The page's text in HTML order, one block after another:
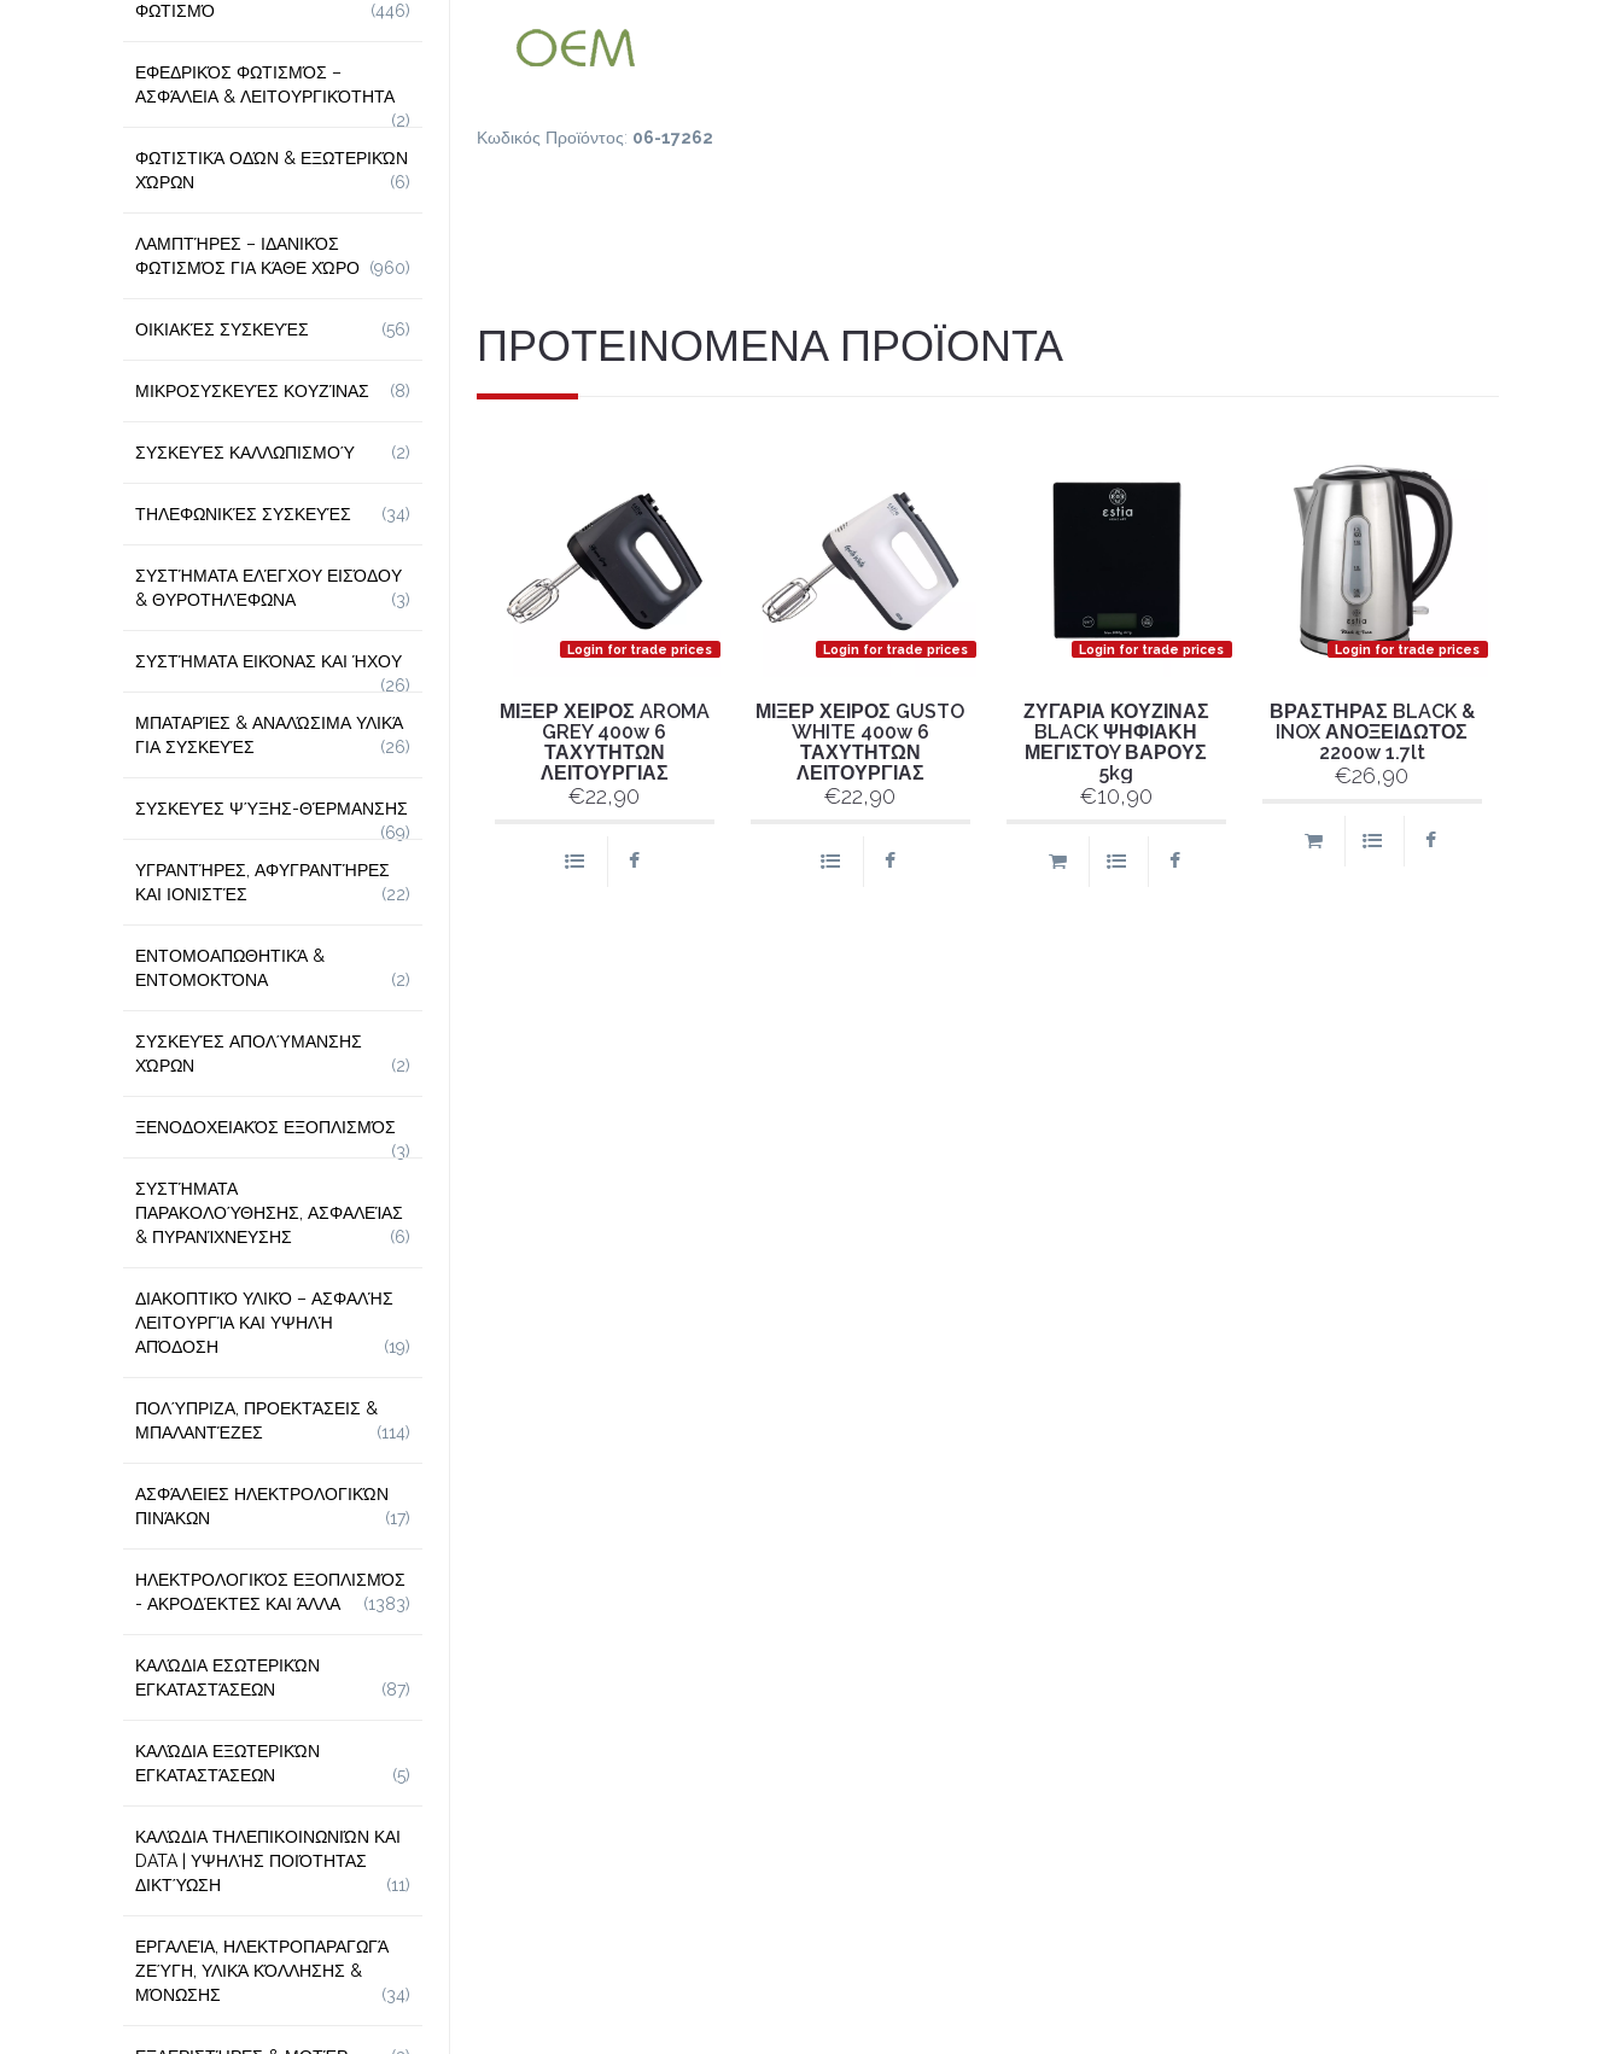
Κωδικός Προϊόντος: 06-17262
ΠΡΟΤΕΙΝΟΜΕΝΑ ΠΡΟΪΟΝΤΑ
Login for trade prices
ΜΙΞΕΡ ΧΕΙΡΟΣ AROMA
GREY 400w 6
ΤΑΧΥΤΗΤΩΝ
ΛΕΙΤΟΥΡΓΙΑΣ
€22,90
Login for trade prices
ΜΙΞΕΡ ΧΕΙΡΟΣ GUSTO
WHITE 400w 6
ΤΑΧΥΤΗΤΩΝ
ΛΕΙΤΟΥΡΓΙΑΣ
€22,90
Login for trade prices
ΖΥΓΑΡΙΑ ΚΟΥΖΙΝΑΣ
BLACK ΨΗΦΙΑΚΗ
ΜΕΓΙΣΤΟY ΒΑΡΟΥΣ
5kg
€10,90
Login for trade prices
ΒΡΑΣΤΗΡΑΣ BLACK &
INOX ΑΝΟΞΕΙΔΩΤΟΣ
2200w 1.7lt
€26,90
ΦΩΤΙΣΜΌ
(446)
ΕΦΕΔΡΙΚΌΣ ΦΩΤΙΣΜΌΣ –
ΑΣΦΆΛΕΙΑ & ΛΕΙΤΟΥΡΓΙΚΌΤΗΤΑ
(2)
ΦΩΤΙΣΤΙΚΆ ΟΔΏΝ & ΕΞΩΤΕΡΙΚΏΝ
ΧΏΡΩΝ
(6)
ΛΑΜΠΤΉΡΕΣ – ΙΔΑΝΙΚΌΣ
ΦΩΤΙΣΜΌΣ ΓΙΑ ΚΆΘΕ ΧΏΡΟ (960)
ΟΙΚΙΑΚΈΣ ΣΥΣΚΕΥΈΣ (56)
ΜΙΚΡΟΣΥΣΚΕΥΈΣ ΚΟΥΖΊΝΑΣ (8)
ΣΥΣΚΕΥΈΣ ΚΑΛΛΩΠΙΣΜΟΎ (2)
ΤΗΛΕΦΩΝΙΚΈΣ ΣΥΣΚΕΥΈΣ (34)
ΣΥΣΤΉΜΑΤΑ ΕΛΈΓΧΟΥ ΕΙΣΌΔΟΥ
& ΘΥΡΟΤΗΛΈΦΩΝΑ
(3)
ΣΥΣΤΉΜΑΤΑ ΕΙΚΌΝΑΣ ΚΑΙ ΉΧΟΥ
(26)
ΜΠΑΤΑΡΊΕΣ & ΑΝΑΛΏΣΙΜΑ ΥΛΙΚΆ
ΓΙΑ ΣΥΣΚΕΥΈΣ
(26)
ΣΥΣΚΕΥΈΣ ΨΎΞΗΣ-ΘΈΡΜΑΝΣΗΣ
(69)
ΥΓΡΑΝΤΉΡΕΣ, ΑΦΥΓΡΑΝΤΉΡΕΣ
ΚΑΙ ΙΟΝΙΣΤΈΣ
(22)
ΕΝΤΟΜΟΑΠΩΘΗΤΙΚΆ &
ΕΝΤΟΜΟΚΤΌΝΑ
(2)
ΣΥΣΚΕΥΈΣ ΑΠΟΛΎΜΑΝΣΗΣ
ΧΏΡΩΝ
(2)
ΞΕΝΟΔΟΧΕΙΑΚΌΣ ΕΞΟΠΛΙΣΜΌΣ
(3)
ΣΥΣΤΉΜΑΤΑ
ΠΑΡΑΚΟΛΟΎΘΗΣΗΣ, ΑΣΦΑΛΕΊΑΣ
& ΠΥΡΑΝΊΧΝΕΥΣΗΣ
(6)
ΔΙΑΚΟΠΤΙΚΌ ΥΛΙΚΌ – ΑΣΦΑΛΉΣ
ΛΕΙΤΟΥΡΓΊΑ ΚΑΙ ΥΨΗΛΉ
ΑΠΌΔΟΣΗ
(19)
ΠΟΛΎΠΡΙΖΑ, ΠΡΟΕΚΤΆΣΕΙΣ &
ΜΠΑΛΑΝΤΈΖΕΣ
(114)
ΑΣΦΆΛΕΙΕΣ ΗΛΕΚΤΡΟΛΟΓΙΚΏΝ
ΠΙΝΆΚΩΝ
(17)
ΗΛΕΚΤΡΟΛΟΓΙΚΌΣ ΕΞΟΠΛΙΣΜΌΣ
- ΑΚΡΟΔΈΚΤΕΣ ΚΑΙ ΆΛΛΑ
(1383)
ΚΑΛΏΔΙΑ ΕΣΩΤΕΡΙΚΏΝ
ΕΓΚΑΤΑΣΤΆΣΕΩΝ
(87)
ΚΑΛΏΔΙΑ ΕΞΩΤΕΡΙΚΏΝ
ΕΓΚΑΤΑΣΤΆΣΕΩΝ
(5)
ΚΑΛΏΔΙΑ ΤΗΛΕΠΙΚΟΙΝΩΝΙΏΝ ΚΑΙ
DATA | ΥΨΗΛΉΣ ΠΟΙΌΤΗΤΑΣ
ΔΙΚΤΎΩΣΗ
(11)
ΕΡΓΑΛΕΊΑ, ΗΛΕΚΤΡΟΠΑΡΑΓΩΓΆ
ΖΕΎΓΗ, ΥΛΙΚΆ ΚΌΛΛΗΣΗΣ &
ΜΌΝΩΣΗΣ
(34)